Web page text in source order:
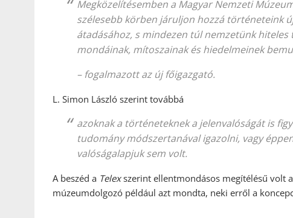
Megközelítésemben a Magyar Nemzeti
szélesebb körben járuljon hozzá történeteink
átadásához, s mindezen túl nemzetünk
mondáinak, mítoszainak és hiedelmeinek
– fogalmazott az új főigazgató.
L. Simon László szerint továbbá
azoknak a történeteknek a jelenvalóságát is
tudomány módszertanával igazolni, vagy
valóságalapjuk sem volt.
A beszéd a Telexszerint ellentmondásos megítélésű volt
múzeumdolgozó például azt mondta, neki erről a